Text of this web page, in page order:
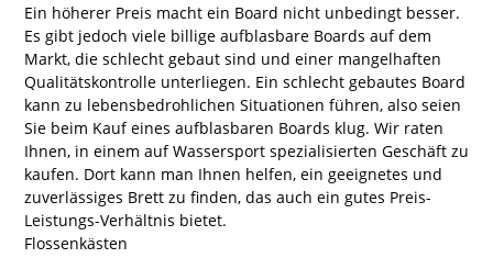
Ein höherer Preis macht ein Board nicht unbedingt besser.
Es gibt jedoch viele billige aufblasbare Boards auf dem
Markt, die schlecht gebaut sind und einer mangelhaften
Qualitätskontrolle unterliegen. Ein schlecht gebautes Board
kann zu lebensbedrohlichen Situationen führen, also seien
Sie beim Kauf eines aufblasbaren Boards klug. Wir raten
Ihnen, in einem auf Wassersport spezialisierten Geschäft zu
kaufen. Dort kann man Ihnen helfen, ein geeignetes und
zuverlässiges Brett zu finden, das auch ein gutes Preis-
Leistungs-Verhältnis bietet.
Flossenkästen